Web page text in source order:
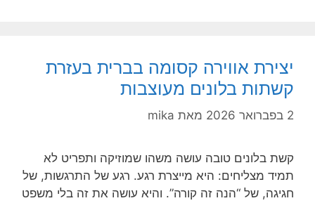
יצירת אווירה קסומה בברית בעזרת
קשתות בלונים מעוצבות
2 בפברואר 2026 מאת mika
קשת בלונים טובה עושה משהו שמוזיקה ותפריט לא
תמיד מצליחים: היא מייצרת רגע. רגע של התרגשות, של
חגיגה, של “הנה זה קורה”. והיא עושה את זה בלי משפט